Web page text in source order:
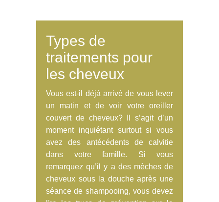
Types de
traitements pour
les cheveux
Vous est-il déjà arrivé de vous lever
un matin et de voir votre oreiller
couvert de cheveux? Il s’agit d’un
moment inquiétant surtout si vous
avez des antécédents de calvitie
dans votre famille. Si vous
remarquez qu’il y a des mèches de
cheveux sous la douche après une
séance de shampooing, vous devez